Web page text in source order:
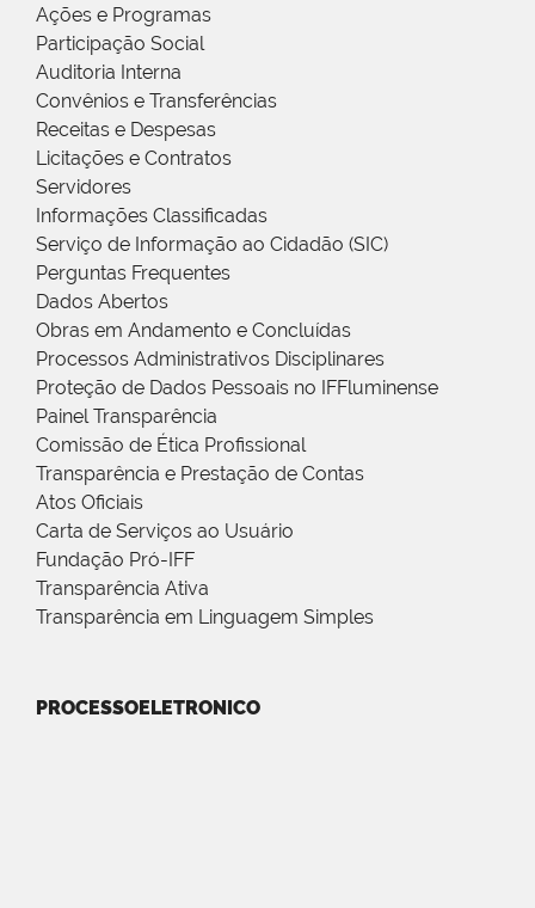
Ações e Programas
Participação Social
Auditoria Interna
Convênios e Transferências
Receitas e Despesas
Licitações e Contratos
Servidores
Informações Classificadas
Serviço de Informação ao Cidadão (SIC)
Perguntas Frequentes
Dados Abertos
Obras em Andamento e Concluídas
Processos Administrativos Disciplinares
Proteção de Dados Pessoais no IFFluminense
Painel Transparência
Comissão de Ética Profissional
Transparência e Prestação de Contas
Atos Oficiais
Carta de Serviços ao Usuário
Fundação Pró-IFF
Transparência Ativa
Transparência em Linguagem Simples
PROCESSOELETRONICO